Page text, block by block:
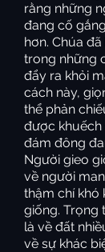
rằng những
đang cố
hơn. Chúa
trong những
đẩy ra khỏi
cách này,
thể phản
được khuếch
đám đông
Người gieo
về người
thậm chí khó
giống. Trọng
là về đất
về sự khác